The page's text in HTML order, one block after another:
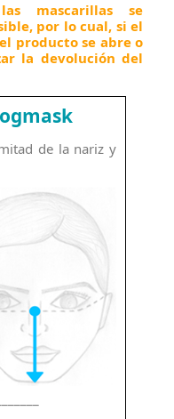
mascarillas se
por lo cual, si el
producto se abre o
la devolución del
de la nariz y